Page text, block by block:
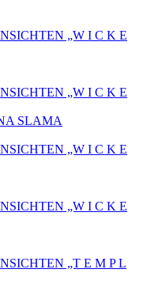
„W I C K E
„W I C K E
SLAMA
„W I C K E
„W I C K E
„T E M P L